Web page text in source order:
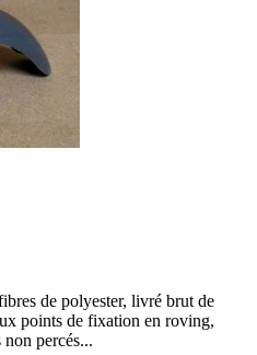
de polyester, livré brut de
points de fixation en roving,
percés...